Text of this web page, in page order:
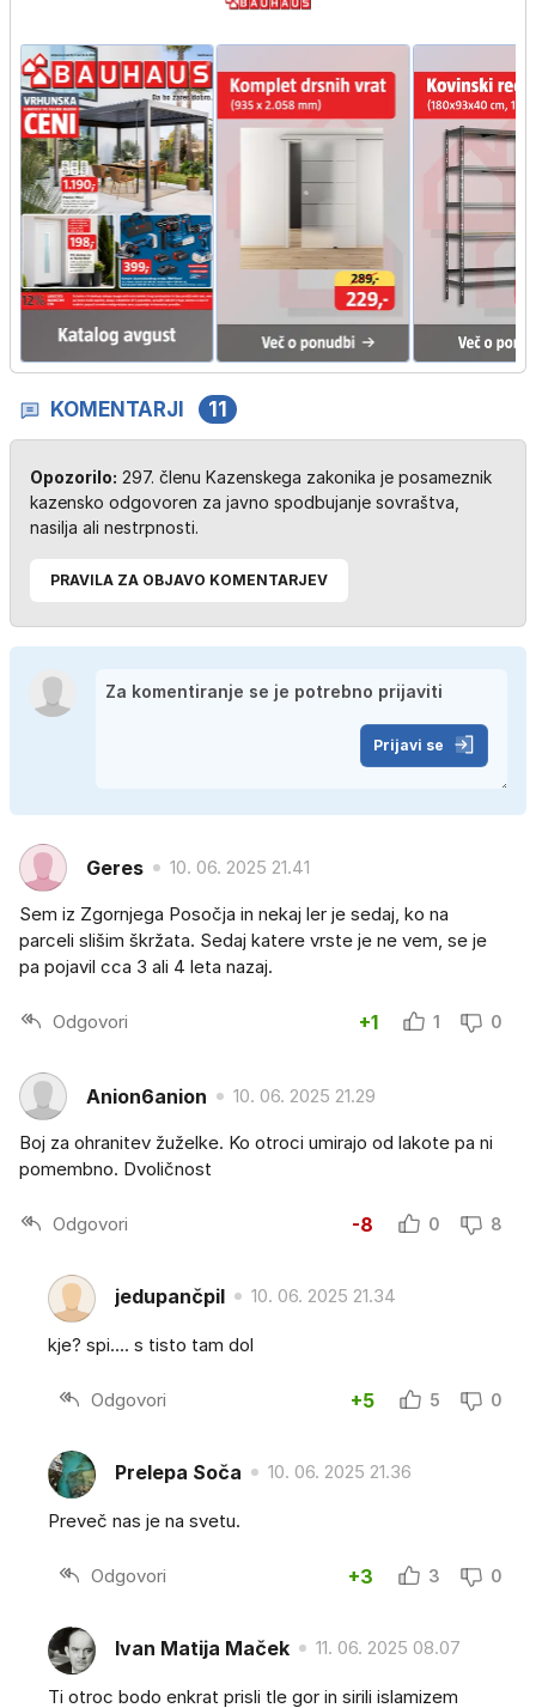
KOMENTARJI 11
Opozorilo: 297. členu Kazenskega zakonika je posameznik
kazensko odgovoren za javno spodbujanje sovraštva,
nasilja ali nestrpnosti.
PRAVILA ZA OBJAVO KOMENTARJEV
Prijavi se
Geres 10. 06. 2025 21.41
Sem iz Zgornjega Posočja in nekaj ler je sedaj, ko na
parceli slišim škržata. Sedaj katere vrste je ne vem, se je
pa pojavil cca 3 ali 4 leta nazaj.
Odgovori +1 1 0
Anion6anion 10. 06. 2025 21.29
Boj za ohranitev žuželke. Ko otroci umirajo od lakote pa ni
pomembno. Dvoličnost
Odgovori -8 0 8
jedupančpil 10. 06. 2025 21.34
kje? spi.... s tisto tam dol
Odgovori +5 5 0
Prelepa Soča 10. 06. 2025 21.36
Preveč nas je na svetu.
Odgovori +3 3 0
Ivan Matija Maček 11. 06. 2025 08.07
Ti otroc bodo enkrat prisli tle gor in sirili islamizem